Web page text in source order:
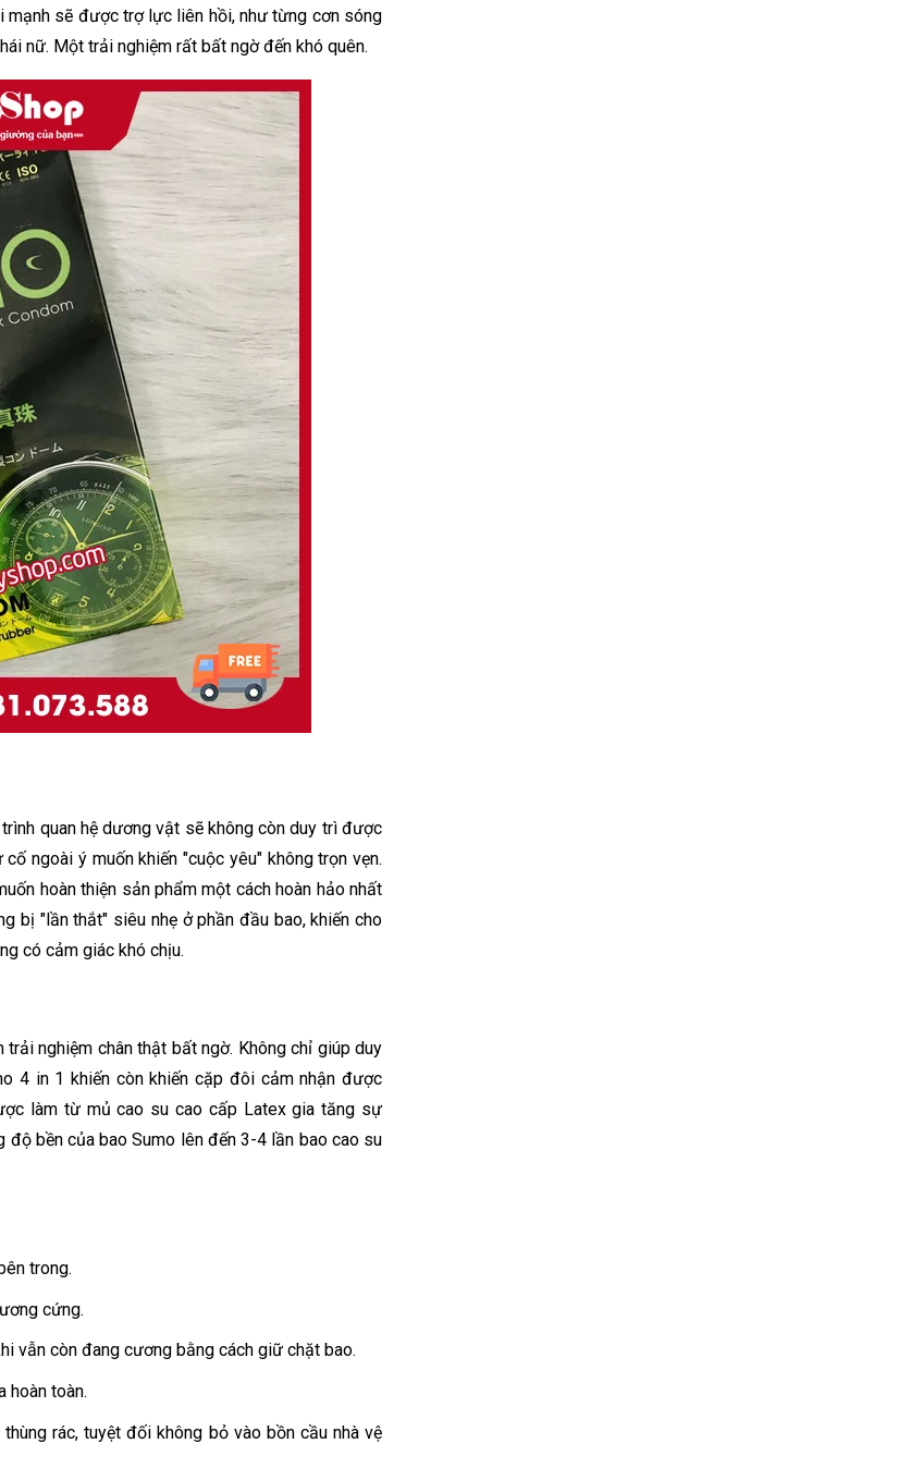
sẽ được trợ lực liên hồi, như từng cơn sóng
nữ. Một trải nghiệm rất bất ngờ đến khó quên.
quan hệ dương vật sẽ không còn duy trì được
ngoài ý muốn khiến "cuộc yêu" không trọn vẹn.
hoàn thiện sản phẩm một cách hoàn hảo nhất
bị "lần thắt" siêu nhẹ ở phần đầu bao, khiến cho
có cảm giác khó chịu.
nghiệm chân thật bất ngờ. Không chỉ giúp duy
4 in 1 khiến còn khiến cặp đôi cảm nhận được
làm từ mủ cao su cao cấp Latex gia tăng sự
độ bền của bao Sumo lên đến 3-4 lần bao cao su
trong.
cứng.
vẫn còn đang cương bằng cách giữ chặt bao.
hoàn toàn.
rác, tuyệt đối không bỏ vào bồn cầu nhà vệ